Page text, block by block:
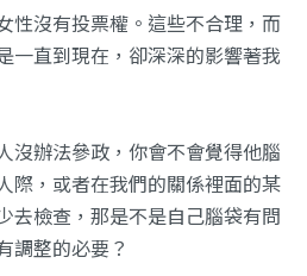
性沒有投票權。這些不合理，而
一直到現在，卻深深的影響著我
沒辦法參政，你會不會覺得他腦
際，或者在我們的關係裡面的某
去檢查，那是不是自己腦袋有問
調整的必要？